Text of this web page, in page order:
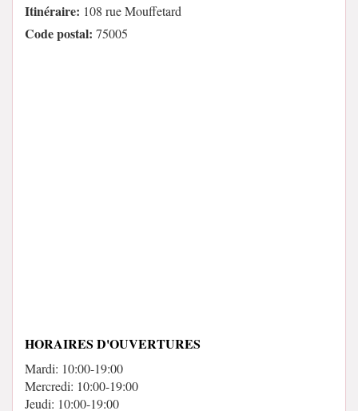
Itinéraire: 108 rue Mouffetard
Code postal: 75005
HORAIRES D'OUVERTURES
Mardi: 10:00-19:00
Mercredi: 10:00-19:00
Jeudi: 10:00-19:00